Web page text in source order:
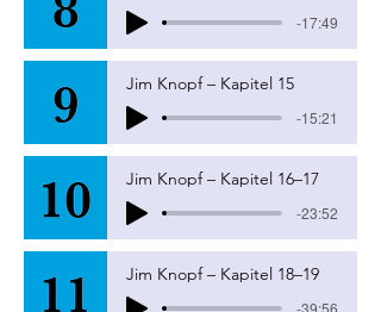
-17:49
Jim Knopf – Kapitel 15
-15:21
Jim Knopf – Kapitel 16–17
-23:52
Jim Knopf – Kapitel 18–19
-39:56